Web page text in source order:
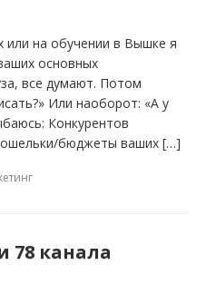
или на обучении в Вышке я
основных
все думают. Потом
Или наоборот: «А у
Конкурентов
бюджеты ваших […]
78 канала